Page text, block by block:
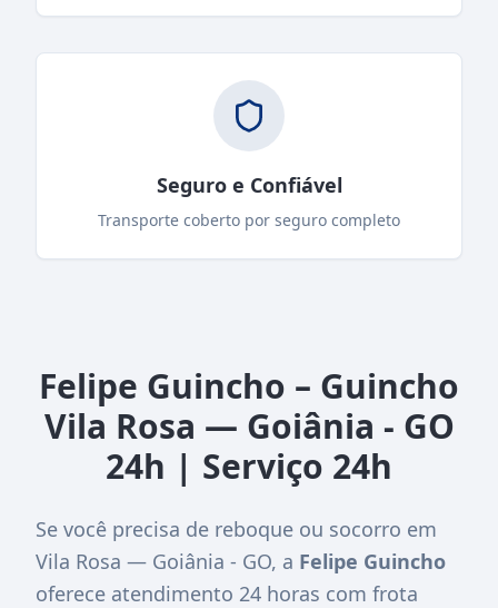
Seguro e Confiável
Transporte coberto por seguro completo
Felipe Guincho – Guincho
Vila Rosa — Goiânia - GO
24h | Serviço 24h
Se você precisa de reboque ou socorro em
Vila Rosa — Goiânia - GO, a Felipe Guincho
oferece atendimento 24 horas com frota